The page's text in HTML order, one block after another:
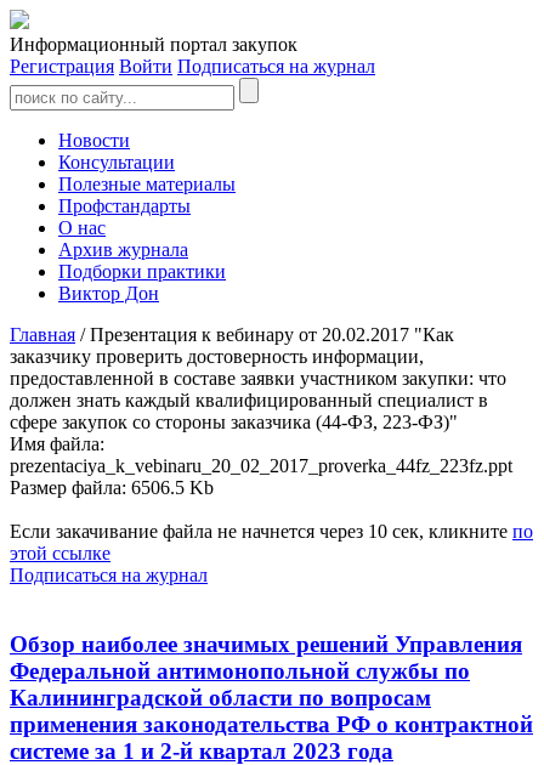
Информационный портал закупок
Регистрация Войти Подписаться на журнал
Новости
Консультации
Полезные материалы
Профстандарты
О нас
Архив журнала
Подборки практики
Виктор Дон
Главная / Презентация к вебинару от 20.02.2017 "Как
заказчику проверить достоверность информации,
предоставленной в составе заявки участником закупки: что
должен знать каждый квалифицированный специалист в
сфере закупок со стороны заказчика (44-ФЗ, 223-ФЗ)"
Имя файла:
prezentaciya_k_vebinaru_20_02_2017_proverka_44fz_223fz.ppt
Размер файла: 6506.5 Kb
Если закачивание файла не начнется через 10 сек, кликните по
этой ссылке
Подписаться на журнал
Обзор наиболее значимых решений Управления
Федеральной антимонопольной службы по
Калининградской области по вопросам
применения законодательства РФ о контрактной
системе за 1 и 2-й квартал 2023 года